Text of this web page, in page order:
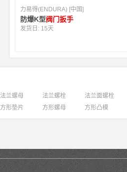
力易得(ENDURA) [中国]
防爆K型阀门扳手
发货日: 15天
法兰螺母 法兰螺栓
法兰面螺栓
方形垫片 方形螺母 方形凸模